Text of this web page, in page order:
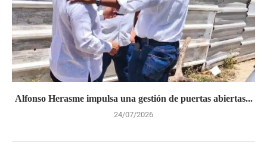
Alfonso Herasme impulsa una gestión de puertas abiertas...
24/07/2026